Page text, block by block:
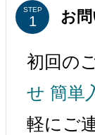
STEP お
初回の
せ 簡単
軽にご